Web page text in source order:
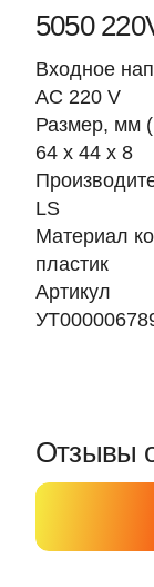
5050
Входное
AC 220 V
Размер, мм
64 x 44 x 8
LS
Материал
пластик
Артикул
Отзывы